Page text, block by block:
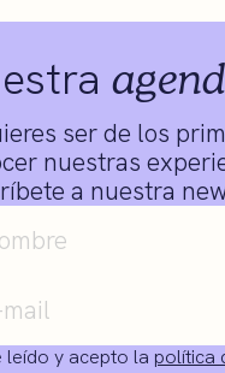
ser de los
nuestras
a nuestra
leído y acepto la política